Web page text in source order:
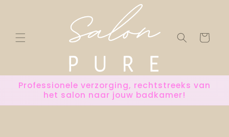
Winkelwagen
Professionele verzorging, rechtstreeks van
het salon naar jouw badkamer!